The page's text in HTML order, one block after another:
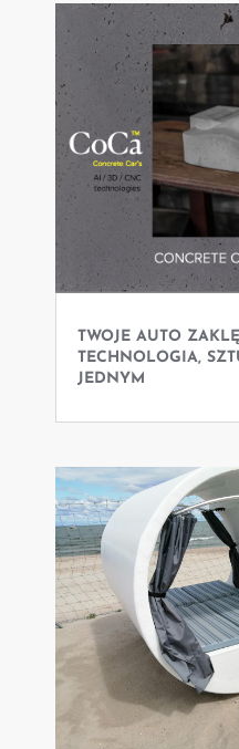
TWOJE AUTO
TECHNOLOGIA,
JEDNYM